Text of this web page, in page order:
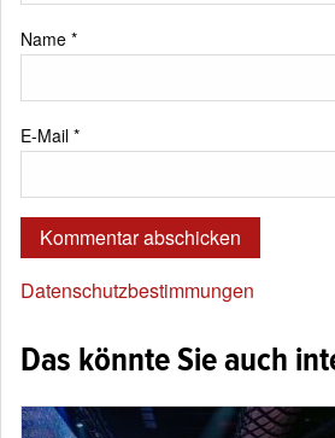
Name *
E-Mail *
Datenschutzbestimmungen
Das könnte Sie auch